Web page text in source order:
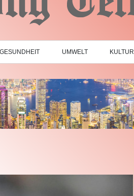
GESUNDHEIT UMWELT KULTUR